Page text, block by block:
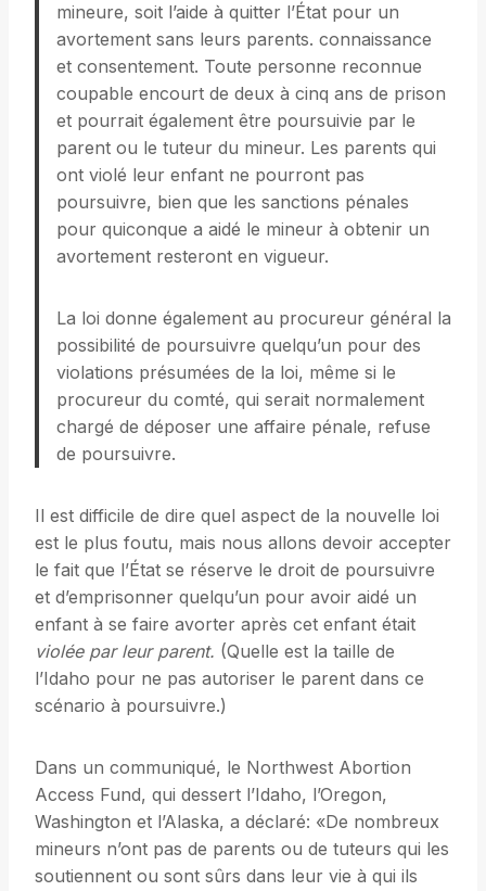
mineure, soit l’aide à quitter l’État pour un
avortement sans leurs parents. connaissance
et consentement. Toute personne reconnue
coupable encourt de deux à cinq ans de prison
et pourrait également être poursuivie par le
parent ou le tuteur du mineur. Les parents qui
ont violé leur enfant ne pourront pas
poursuivre, bien que les sanctions pénales
pour quiconque a aidé le mineur à obtenir un
avortement resteront en vigueur.
La loi donne également au procureur général la
possibilité de poursuivre quelqu’un pour des
violations présumées de la loi, même si le
procureur du comté, qui serait normalement
chargé de déposer une affaire pénale, refuse
de poursuivre.
Il est difficile de dire quel aspect de la nouvelle loi
est le plus foutu, mais nous allons devoir accepter
le fait que l’État se réserve le droit de poursuivre
et d’emprisonner quelqu’un pour avoir aidé un
enfant à se faire avorter après cet enfant était
violée par leur parent. (Quelle est la taille de
l’Idaho pour ne pas autoriser le parent dans ce
scénario à poursuivre.)
Dans un communiqué, le Northwest Abortion
Access Fund, qui dessert l’Idaho, l’Oregon,
Washington et l’Alaska, a déclaré: «De nombreux
mineurs n’ont pas de parents ou de tuteurs qui les
soutiennent ou sont sûrs dans leur vie à qui ils